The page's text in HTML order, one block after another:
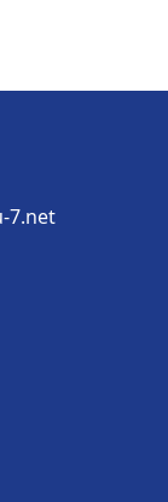
7.net